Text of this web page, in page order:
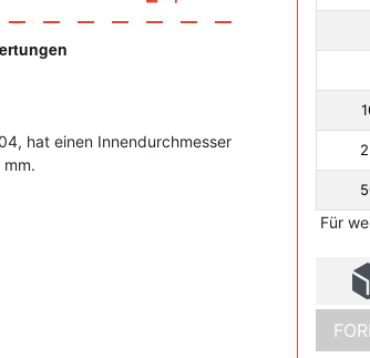
hat einen Innendurchmesser
Für